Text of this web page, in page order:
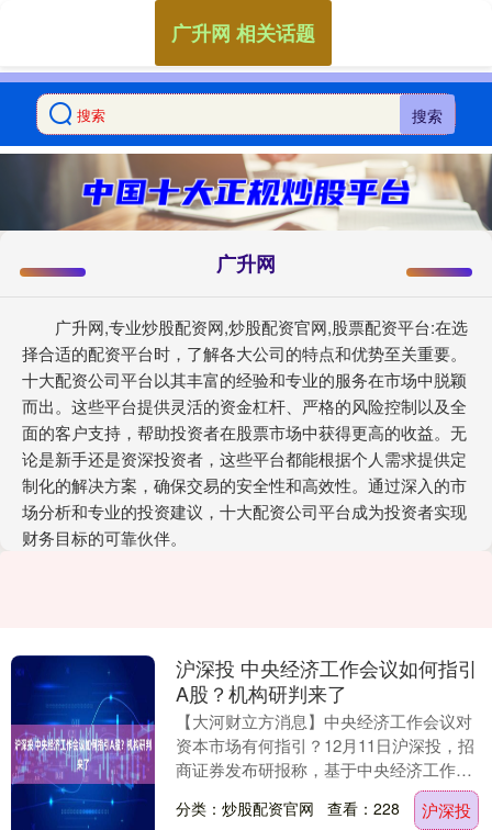
搜索
广升网
广升网,专业炒股配资网,炒股配资官网,股票配资平台:在选
择合适的配资平台时，了解各大公司的特点和优势至关重要。
十大配资公司平台以其丰富的经验和专业的服务在市场中脱颖
而出。这些平台提供灵活的资金杠杆、严格的风险控制以及全
面的客户支持，帮助投资者在股票市场中获得更高的收益。无
论是新手还是资深投资者，这些平台都能根据个人需求提供定
制化的解决方案，确保交易的安全性和高效性。通过深入的市
场分析和专业的投资建议，十大配资公司平台成为投资者实现
财务目标的可靠伙伴。
广升网 相关话题
沪深投 中央经济工作会议如何指引
A股？机构研判来了
【大河财立方消息】中央经济工作会议对
资本市场有何指引？12月11日沪深投，招
商证券发布研报称，基于中央经济工作会
议对明年的政策定调及各项经济工作安排
部署，认为中....
分类：炒股配资官网 查看：228 沪深投